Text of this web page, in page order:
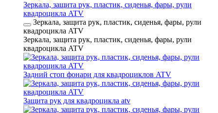
Зеркала, защита рук, пластик, сиденья, фары, рули
квадроцикла ATV
Зеркала, защита рук, пластик, сиденья, фары, рули
квадроцикла ATV
Зеркала, защита рук, пластик, сиденья, фары, рули
квадроцикла ATV
Задний стоп фонари для квадроциклов ATV
Защита рук для квадроцикла atv